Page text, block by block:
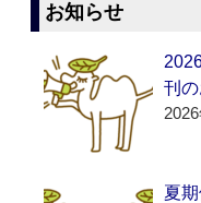
お知らせ
刊
夏